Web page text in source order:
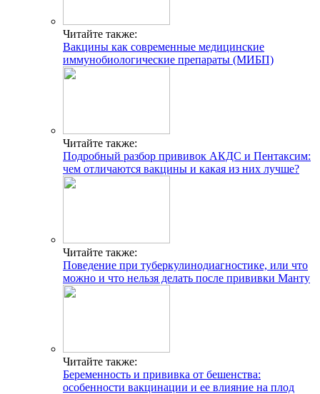
Читайте также:
Вакцины как современные медицинские
иммунобиологические препараты (МИБП)
Читайте также:
Подробный разбор прививок АКДС и Пентаксим:
чем отличаются вакцины и какая из них лучше?
Читайте также:
Поведение при туберкулинодиагностике, или что
можно и что нельзя делать после прививки Манту
Читайте также:
Беременность и прививка от бешенства:
особенности вакцинации и ее влияние на плод